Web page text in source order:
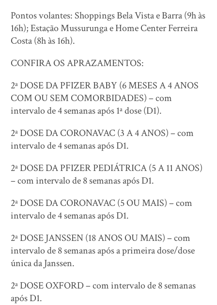
Pontos volantes: Shoppings Bela Vista e Barra (9h às
16h); Estação Mussurunga e Home Center Ferreira
Costa (8h às 16h).
CONFIRA OS APRAZAMENTOS:
2ª DOSE DA PFIZER BABY (6 MESES A 4 ANOS
COM OU SEM COMORBIDADES) – com
intervalo de 4 semanas após 1ª dose (D1).
2ª DOSE DA CORONAVAC (3 A 4 ANOS) – com
intervalo de 4 semanas após D1.
2ª DOSE DA PFIZER PEDIÁTRICA (5 A 11 ANOS)
– com intervalo de 8 semanas após D1.
2ª DOSE DA CORONAVAC (5 OU MAIS) – com
intervalo de 4 semanas após D1.
2ª DOSE JANSSEN (18 ANOS OU MAIS) – com
intervalo de 8 semanas após a primeira dose/dose
única da Janssen.
2ª DOSE OXFORD – com intervalo de 8 semanas
após D1.